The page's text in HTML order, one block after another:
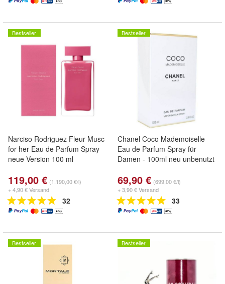
Bestseller
Narciso Rodriguez Fleur Musc
for her Eau de Parfum Spray
neue Version 100 ml
119,00 € (1.190,00 €/l)
+ 4,90 € Versand
32
Bestseller
Chanel Coco Mademoiselle
Eau de Parfum Spray für
Damen - 100ml neu unbenutzt
69,90 € (699,00 €/l)
+ 3,90 € Versand
33
Bestseller Bestseller